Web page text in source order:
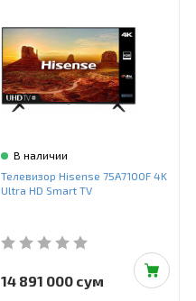
В наличии
Телевизор Hisense 75A7100F 4K
Ultra HD Smart TV
14 891 000 сум